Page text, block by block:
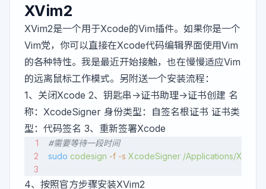
XVim2
XVim2是一个用于Xcode的Vim插件。如果你是一个
Vim党，你可以直接在Xcode代码编辑界面使用Vim
的各种特性。我是最近开始接触，也在慢慢适应Vim
的远离鼠标工作模式。另附送一个安装流程：
1、关闭Xcode 2、钥匙串->证书助理->证书创建 名
称：XcodeSigner 身份类型：自签名根证书 证书类
型：代码签名 3、重新签署Xcode
#需要等待一段时间
sudo codesign -f -s XcodeSigner /Applications/
4、按照官方步骤安装XVim2